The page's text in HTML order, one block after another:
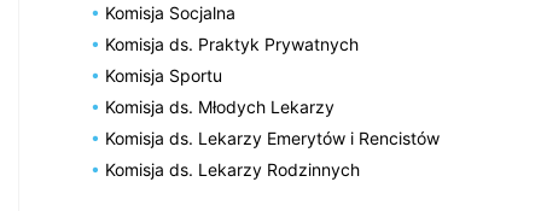
Komisja Socjalna
Komisja ds. Praktyk Prywatnych
Komisja Sportu
Komisja ds. Młodych Lekarzy
Komisja ds. Lekarzy Emerytów i Rencistów
Komisja ds. Lekarzy Rodzinnych